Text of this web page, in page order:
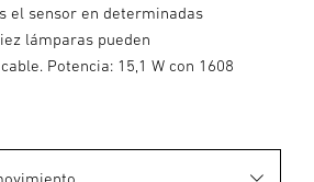
el sensor en determinadas
lámparas pueden
Potencia: 15,1 W con 1608